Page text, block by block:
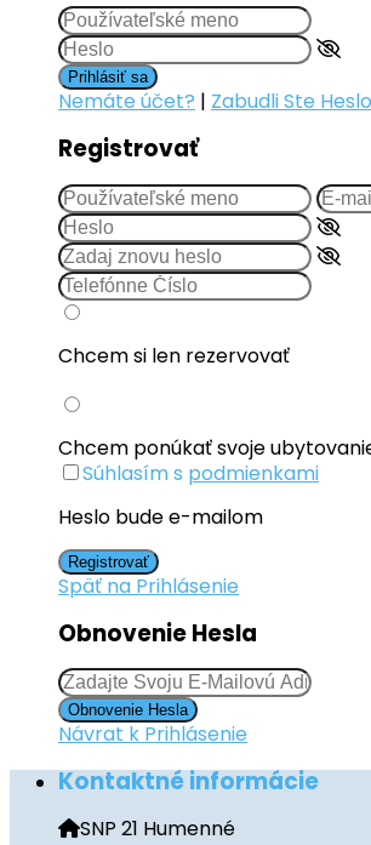
Prihlásiť sa
Nemáte účet? | Zabudli Ste
Registrovať
Chcem si len rezervovať
Chcem ponúkať svoje
Súhlasím s podmienkami
Heslo bude e-mailom
Registrovať
Späť na Prihlásenie
Obnovenie Hesla
Obnovenie Hesla
Návrat k Prihlásenie
Kontaktné informácie
SNP 21 Humenné